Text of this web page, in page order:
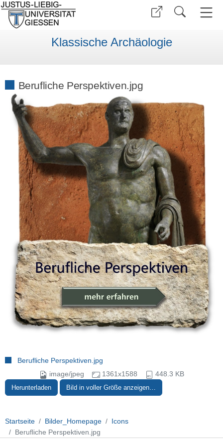
Klassische Archäologie
Berufliche Perspektiven.jpg
Berufliche Perspektiven.jpg
image/jpeg
1361x1588 448.3 KB
Herunterladen Bild in voller Größe anzeigen…
Startseite Bilder_Homepage
Icons
Berufliche Perspektiven.jpg